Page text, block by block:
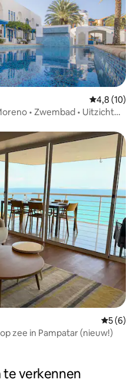
4,8 (10)
• Zwembad • Uitzicht
5 (6)
zee in Pampatar (nieuw!)
verkennen